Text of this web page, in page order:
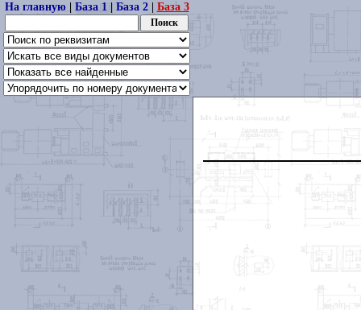
На главную| База 1| База 2| База 3